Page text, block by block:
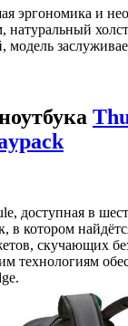
эргономика и
натуральный
модель
доступная в
в котором
скучающих
технологиям